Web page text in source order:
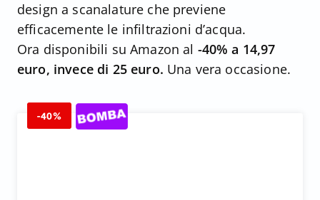
design a scanalature che previene
efficacemente le infiltrazioni d’acqua.
Ora disponibili su Amazon al -40% a 14,97
euro, invece di 25 euro. Una vera occasione.
-40%